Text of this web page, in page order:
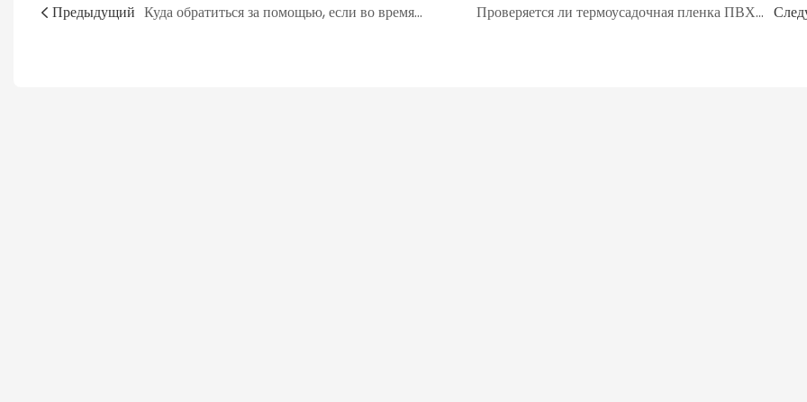
Предыдущий Куда обратиться за помощью, если во время использования термоусадочной пленки ПВХ возникнут проблемы? Проверяется ли термоусадочная пленка ПВХ перед отправкой?